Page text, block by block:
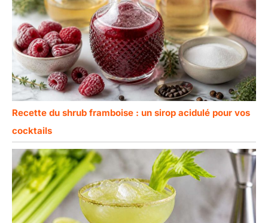
Recette du shrub framboise : un sirop acidulé pour vos
cocktails